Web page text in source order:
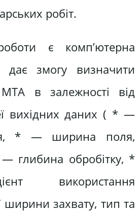
робіт.
є комп’ютерна
дає змогу визначити
в залежності від
вихідних даних ( * —
* — ширина поля,
глибина обробітку, *
використання
ширини захвату, тип та